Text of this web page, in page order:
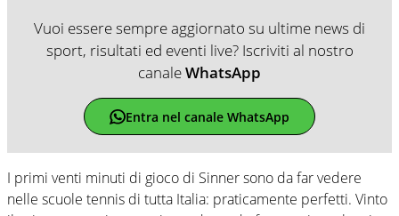
Vuoi essere sempre aggiornato su ultime news di
sport, risultati ed eventi live? Iscriviti al nostro
canaleWhatsApp
Entra nel canale WhatsApp
I primi venti minuti di gioco di Sinner sono da far vedere
nelle scuole tennis di tutta Italia: praticamente perfetti. Vinto